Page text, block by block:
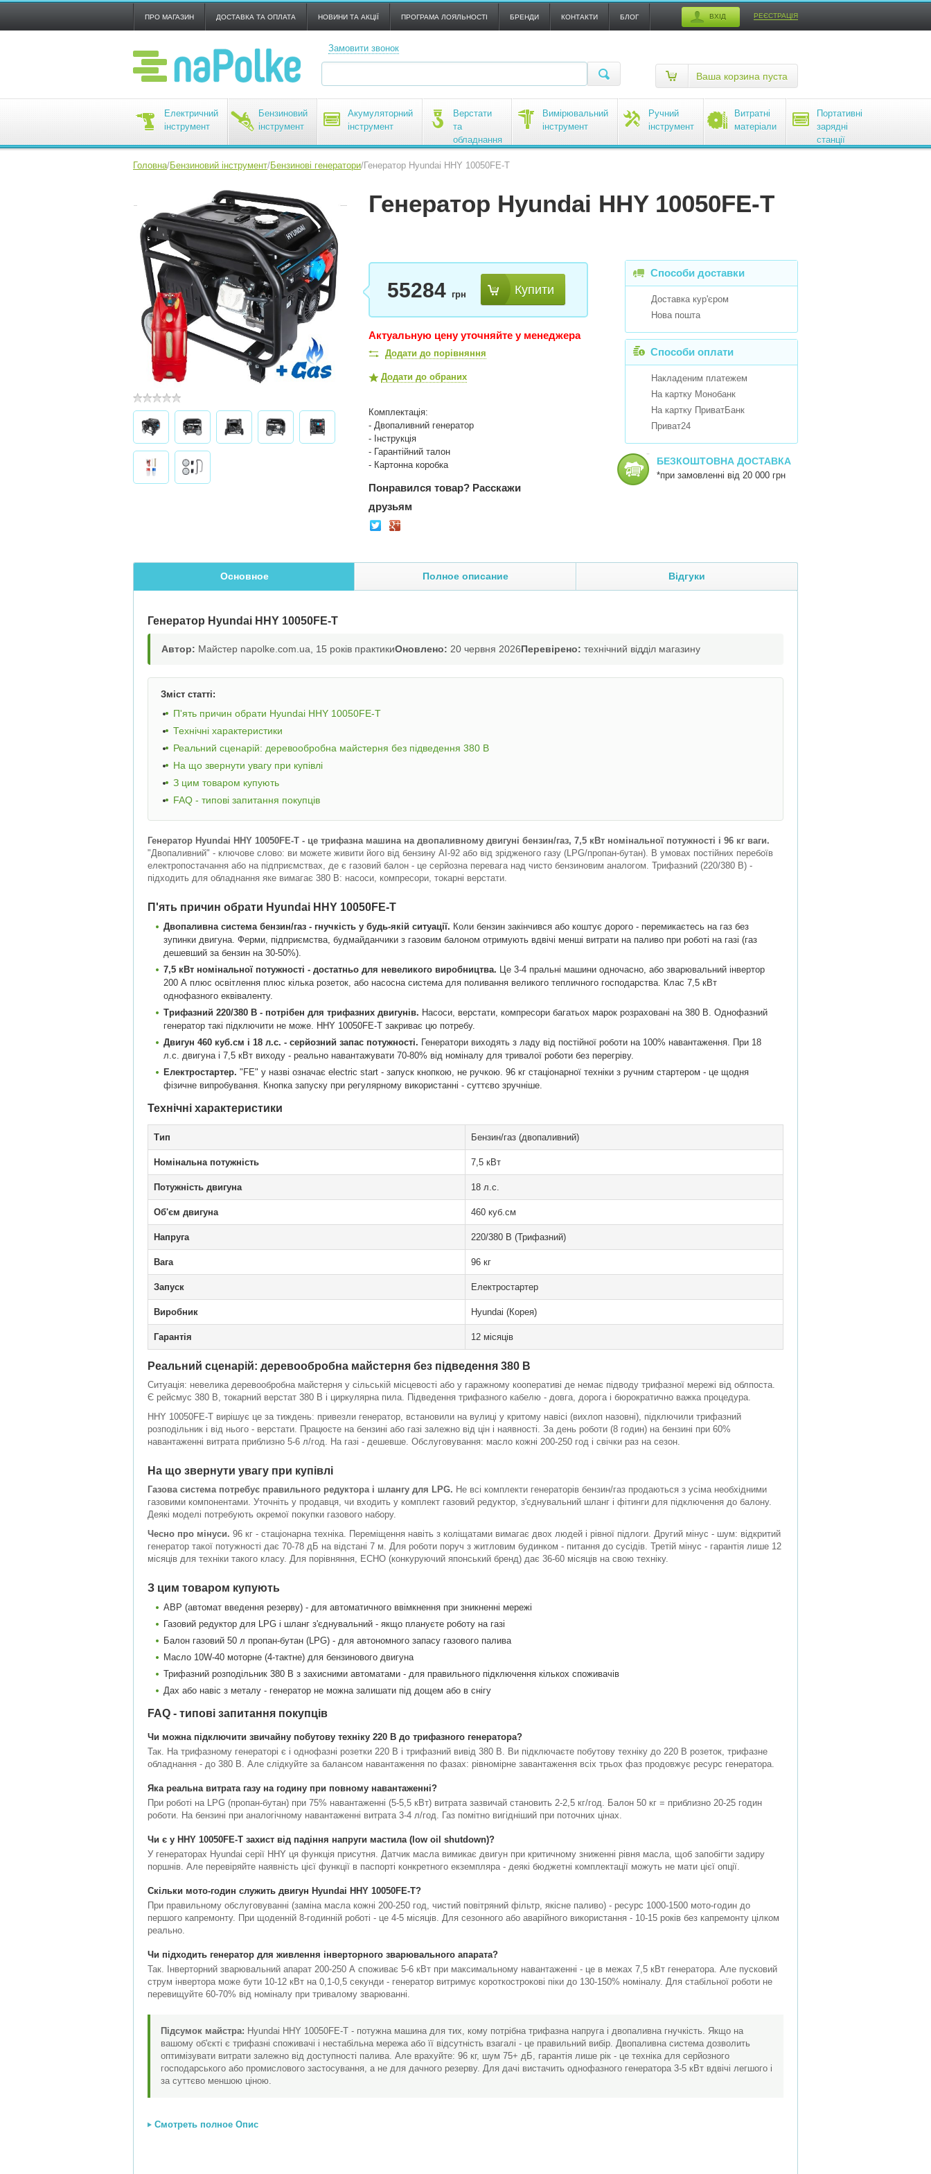
ПРО МАГАЗИН ДОСТАВКА ТА ОПЛАТА НОВИНИ ТА АКЦІЇ ПРОГРАМА ЛОЯЛЬНОСТІ БРЕНДИ КОНТАКТИ БЛОГ ВХІД РЕЄСТРАЦІЯ
Замовити звонок
Ваша корзина пуста
Електричний
інструмент
Бензиновий
інструмент
Акумуляторний
інструмент
Верстати
та
обладнання
Вимірювальний
інструмент
Ручний
інструмент
Витратні
матеріали
Портативні
зарядні
станції
EcoFlow
Головна/Бензиновий інструмент/Бензинові генератори/Генератор Hyundai HHY 10050FE-T
Генератор Hyundai HHY 10050FE-T
55284 грн Купити
Актуальную цену уточняйте у менеджера
Додати до порівняння
Додати до обраних
Комплектація:
- Двопаливний генератор
- Інструкція
- Гарантійний талон
- Картонна коробка
Понравился товар? Расскажи
друзьям
Способи доставки
Доставка кур'єром
Нова пошта
Способи оплати
Накладеним платежем
На картку Монобанк
На картку ПриватБанк
Приват24
БЕЗКОШТОВНА ДОСТАВКА
*при замовленні від 20 000 грн
Основное Полное описание Відгуки
Генератор Hyundai HHY 10050FE-T
Автор: Майстер napolke.com.ua, 15 років практикиОновлено: 20 червня 2026Перевірено: технічний відділ магазину
Зміст статті:
П'ять причин обрати Hyundai HHY 10050FE-T
Технічні характеристики
Реальний сценарій: деревообробна майстерня без підведення 380 В
На що звернути увагу при купівлі
З цим товаром купують
FAQ - типові запитання покупців
Генератор Hyundai HHY 10050FE-T - це трифазна машина на двопаливному двигуні бензин/газ, 7,5 кВт номінальної потужності і 96 кг ваги.
"Двопаливний" - ключове слово: ви можете живити його від бензину АІ-92 або від зрідженого газу (LPG/пропан-бутан). В умовах постійних перебоїв
електропостачання або на підприємствах, де є газовий балон - це серйозна перевага над чисто бензиновим аналогом. Трифазний (220/380 В) -
підходить для обладнання яке вимагає 380 В: насоси, компресори, токарні верстати.
П'ять причин обрати Hyundai HHY 10050FE-T
Двопаливна система бензин/газ - гнучкість у будь-якій ситуації. Коли бензин закінчився або коштує дорого - перемикаєтесь на газ без
зупинки двигуна. Ферми, підприємства, будмайданчики з газовим балоном отримують вдвічі менші витрати на паливо при роботі на газі (газ
дешевший за бензин на 30-50%).
7,5 кВт номінальної потужності - достатньо для невеликого виробництва. Це 3-4 пральні машини одночасно, або зварювальний інвертор
200 А плюс освітлення плюс кілька розеток, або насосна система для поливання великого тепличного господарства. Клас 7,5 кВт
однофазного еквіваленту.
Трифазний 220/380 В - потрібен для трифазних двигунів. Насоси, верстати, компресори багатьох марок розраховані на 380 В. Однофазний
генератор такі підключити не може. HHY 10050FE-T закриває цю потребу.
Двигун 460 куб.см і 18 л.с. - серйозний запас потужності. Генератори виходять з ладу від постійної роботи на 100% навантаження. При 18
л.с. двигуна і 7,5 кВт виходу - реально навантажувати 70-80% від номіналу для тривалої роботи без перегріву.
Електростартер. "FE" у назві означає electric start - запуск кнопкою, не ручкою. 96 кг стаціонарної техніки з ручним стартером - це щодня
фізичне випробування. Кнопка запуску при регулярному використанні - суттєво зручніше.
Технічні характеристики
Тип Бензин/газ (двопаливний)
Номінальна потужність 7,5 кВт
Потужність двигуна 18 л.с.
Об'єм двигуна 460 куб.см
Напруга 220/380 В (Трифазний)
Вага 96 кг
Запуск Електростартер
Виробник Hyundai (Корея)
Гарантія 12 місяців
Реальний сценарій: деревообробна майстерня без підведення 380 В
Ситуація: невелика деревообробна майстерня у сільській місцевості або у гаражному кооперативі де немає підводу трифазної мережі від облпоста.
Є рейсмус 380 В, токарний верстат 380 В і циркулярна пила. Підведення трифазного кабелю - довга, дорога і бюрократично важка процедура.
HHY 10050FE-T вирішує це за тиждень: привезли генератор, встановили на вулиці у критому навісі (вихлоп назовні), підключили трифазний
розподільник і від нього - верстати. Працюєте на бензині або газі залежно від цін і наявності. За день роботи (8 годин) на бензині при 60%
навантаженні витрата приблизно 5-6 л/год. На газі - дешевше. Обслуговування: масло кожні 200-250 год і свічки раз на сезон.
На що звернути увагу при купівлі
Газова система потребує правильного редуктора і шлангу для LPG. Не всі комплекти генераторів бензин/газ продаються з усіма необхідними
газовими компонентами. Уточніть у продавця, чи входить у комплект газовий редуктор, з'єднувальний шланг і фітинги для підключення до балону.
Деякі моделі потребують окремої покупки газового набору.
Чесно про мінуси. 96 кг - стаціонарна техніка. Переміщення навіть з коліщатами вимагає двох людей і рівної підлоги. Другий мінус - шум: відкритий
генератор такої потужності дає 70-78 дБ на відстані 7 м. Для роботи поруч з житловим будинком - питання до сусідів. Третій мінус - гарантія лише 12
місяців для техніки такого класу. Для порівняння, ECHO (конкуруючий японський бренд) дає 36-60 місяців на свою техніку.
З цим товаром купують
АВР (автомат введення резерву) - для автоматичного ввімкнення при зникненні мережі
Газовий редуктор для LPG і шланг з'єднувальний - якщо плануєте роботу на газі
Балон газовий 50 л пропан-бутан (LPG) - для автономного запасу газового палива
Масло 10W-40 моторне (4-тактне) для бензинового двигуна
Трифазний розподільник 380 В з захисними автоматами - для правильного підключення кількох споживачів
Дах або навіс з металу - генератор не можна залишати під дощем або в снігу
FAQ - типові запитання покупців
Чи можна підключити звичайну побутову техніку 220 В до трифазного генератора?
Так. На трифазному генераторі є і однофазні розетки 220 В і трифазний вивід 380 В. Ви підключаєте побутову техніку до 220 В розеток, трифазне
обладнання - до 380 В. Але слідкуйте за балансом навантаження по фазах: рівномірне завантаження всіх трьох фаз продовжує ресурс генератора.
Яка реальна витрата газу на годину при повному навантаженні?
При роботі на LPG (пропан-бутан) при 75% навантаженні (5-5,5 кВт) витрата зазвичай становить 2-2,5 кг/год. Балон 50 кг = приблизно 20-25 годин
роботи. На бензині при аналогічному навантаженні витрата 3-4 л/год. Газ помітно вигідніший при поточних цінах.
Чи є у HHY 10050FE-T захист від падіння напруги мастила (low oil shutdown)?
У генераторах Hyundai серії HHY ця функція присутня. Датчик масла вимикає двигун при критичному зниженні рівня масла, щоб запобігти задиру
поршнів. Але перевіряйте наявність цієї функції в паспорті конкретного екземпляра - деякі бюджетні комплектації можуть не мати цієї опції.
Скільки мото-годин служить двигун Hyundai HHY 10050FE-T?
При правильному обслуговуванні (заміна масла кожні 200-250 год, чистий повітряний фільтр, якісне паливо) - ресурс 1000-1500 мото-годин до
першого капремонту. При щоденній 8-годинній роботі - це 4-5 місяців. Для сезонного або аварійного використання - 10-15 років без капремонту цілком
реально.
Чи підходить генератор для живлення інверторного зварювального апарата?
Так. Інверторний зварювальний апарат 200-250 А споживає 5-6 кВт при максимальному навантаженні - це в межах 7,5 кВт генератора. Але пусковий
струм інвертора може бути 10-12 кВт на 0,1-0,5 секунди - генератор витримує короткострокові піки до 130-150% номіналу. Для стабільної роботи не
перевищуйте 60-70% від номіналу при тривалому зварюванні.
Підсумок майстра: Hyundai HHY 10050FE-T - потужна машина для тих, кому потрібна трифазна напруга і двопаливна гнучкість. Якщо на
вашому об'єкті є трифазні споживачі і нестабільна мережа або її відсутність взагалі - це правильний вибір. Двопаливна система дозволить
оптимізувати витрати залежно від доступності палива. Але врахуйте: 96 кг, шум 75+ дБ, гарантія лише рік - це техніка для серйозного
господарського або промислового застосування, а не для дачного резерву. Для дачі вистачить однофазного генератора 3-5 кВт вдвічі легшого і
за суттєво меншою ціною.
Смотреть полное Опис